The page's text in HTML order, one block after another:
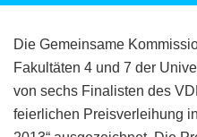
Die Gemeinsame
Fakultäten 4 und 7 der
von sechs Finalisten des
feierlichen Preisverleihung